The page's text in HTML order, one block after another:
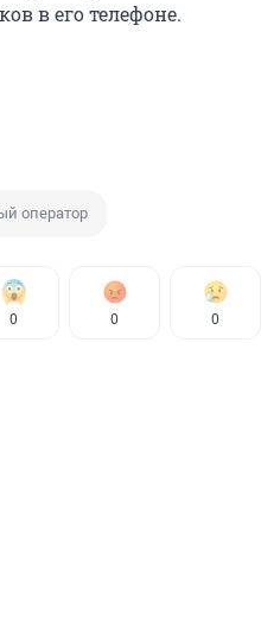
в его телефоне.
оператор
0 0 0